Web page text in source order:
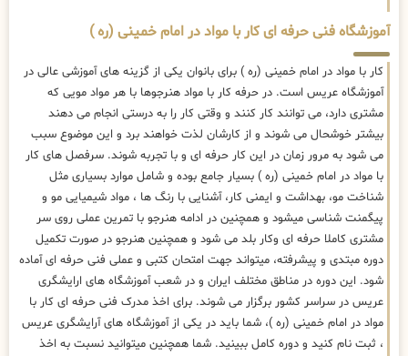
آموزشگاه فنی حرفه ای کار با مواد در امام خمینی (ره )
کار با مواد در امام خمینی (ره ) برای بانوان یکی از گزینه های آموزشی عالی در
آموزشگاه عریس است. در حرفه کار با مواد هنرجوها با هر مواد مویی که
مشتری دارد، می توانند کار کنند و وقتی کار را به درستی انجام می دهند
بیشتر خوشحال می شوند و از کارشان لذت خواهند برد و این موضوع سبب
می شود به مرور زمان در این کار حرفه ای و با تجربه شوند. سرفصل های کار
با مواد در امام خمینی (ره ) بسیار جامع بوده و شامل موارد بسیاری مثل
شناخت مو، بهداشت و ایمنی کار، آشنایی با رنگ ها ، مواد شیمیایی مو و
پیگمنت شناسی میشود و همچنین در ادامه هنرجو با تمرین عملی روی سر
مشتری کاملا حرفه ای وکار بلد می شود و همچنین هنرجو در صورت تکمیل
دوره مبتدی و پیشرفته، میتواند جهت امتحان کتبی و عملی فنی حرفه ای آماده
شود. این دوره در مناطق مختلف ایران و در شعب آموزشگاه های ارایشگری
عریس در سراسر کشور برگزار می شوند. برای اخذ مدرک فنی حرفه ای کار با
مواد در امام خمینی (ره )، شما باید در یکی از آموزشگاه های آرایشگری عریس
، ثبت نام کنید و دوره کامل ببینید. شما همچنین میتوانید نسبت به اخذ